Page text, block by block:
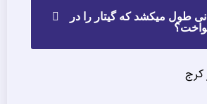
طول میکشد که گیتار را در